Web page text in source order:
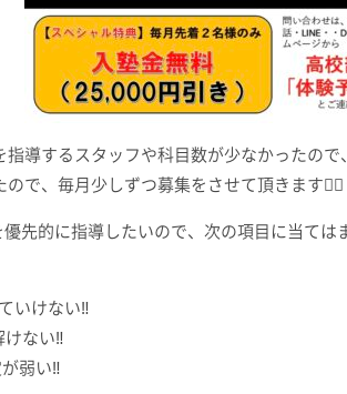
導するスタッフや科目数が少なかったので
で、毎月少しずつ募集をさせて頂きます💁‍♂️
先的に指導したいので、次の項目に当ては
いけない‼️
ない‼️
弱い‼️